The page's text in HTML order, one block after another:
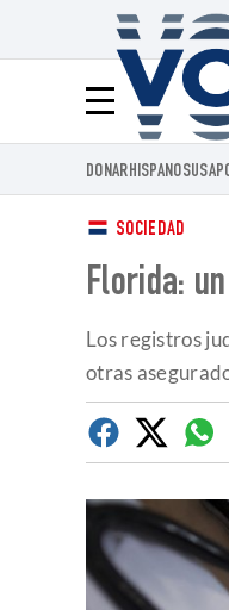
Menú
DONARHISPANOSUSA
SOCIEDAD
Florida:
Los registros
otras
Facebook
Twitter